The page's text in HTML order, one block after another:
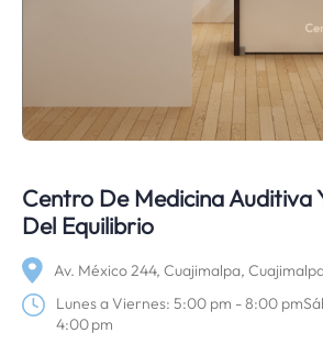
Centro De Medicina Auditiva
Del Equilibrio
Av. México 244, Cuajimalpa,
Lunes a Viernes: 5:00 pm - 8:00
4:00 pm